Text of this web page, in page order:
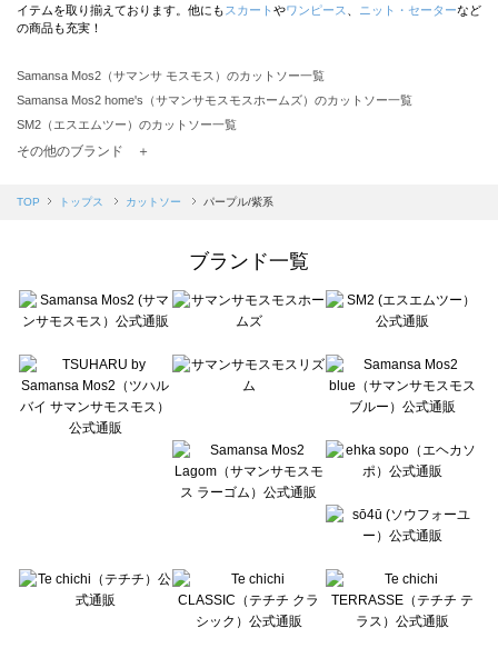
イテムを取り揃えております。他にも スカート やワンピース ニット・セーターなど
の商品も充実！
Samansa Mos2（サマンサ モスモス）のカットソー一覧
Samansa Mos2 home's（サマンサモスモスホームズ）のカットソー一覧
SM2（エスエムツー）のカットソー一覧
TSUHARU by Samansa Mos2（ツハルバイサマンサモスモス）のカットソー一覧
Samansa Mos2 blue（サマンサモスモス ブルー）のカットソー一覧
sō4ū（ソウフォーユー）のカットソー一覧
Te chichi（テチチ）のカットソー一覧
Te chichi CLASSIC（テチチ クラシック）のカットソー一覧
Lugnoncure（ルノンキュール）のカットソー一覧
BETTY'S BLUE（べティーズブルー）のカットソー一覧
Wpc.（ワールドパーティー）のカットソー一覧
その他のブランド ＋
TOP トップス カットソー パープル/紫系
ブランド一覧